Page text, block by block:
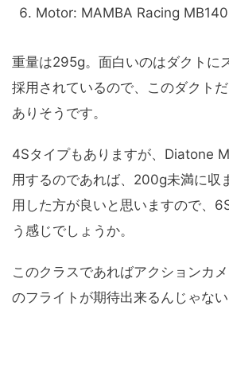
Motor: MAMBA Racing
重量は295g。面白いのはダクトに
採用されているので、このダクト
ありそうです。
4Sタイプもありますが、Diatone
用するのであれば、200g未満に収
用した方が良いと思いますので、
う感じでしょうか。
このクラスであればアクションカ
のフライトが期待出来るんじゃない